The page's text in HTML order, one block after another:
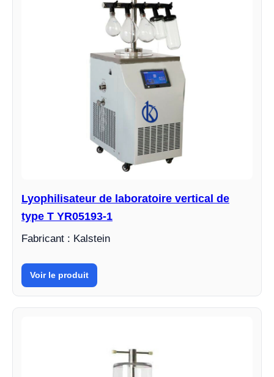
Lyophilisateur de laboratoire vertical de
type T YR05193-1
Fabricant : Kalstein
Voir le produit